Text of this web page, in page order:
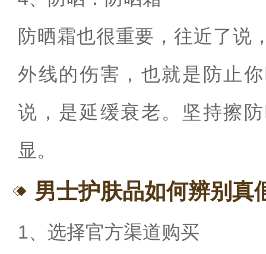
防晒霜也很重要，往近了说
外线的伤害，也就是防止
说，是延缓衰老。坚持擦
显。
男士护肤品如何辨别真
1、选择官方渠道购买